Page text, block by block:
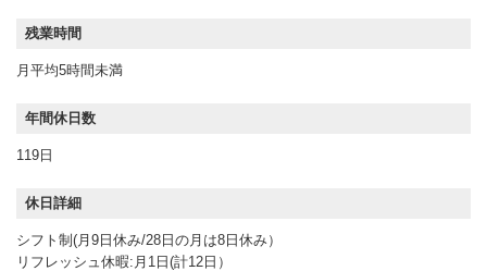
残業時間
月平均5時間未満
年間休日数
119日
休日詳細
シフト制(月9日休み/28日の月は8日休み）
リフレッシュ休暇:月1日(計12日）